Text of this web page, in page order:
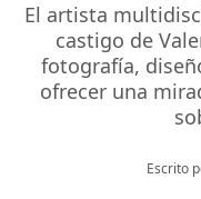
El artista
castigo de
fotografía,
ofrecer una
Escrito